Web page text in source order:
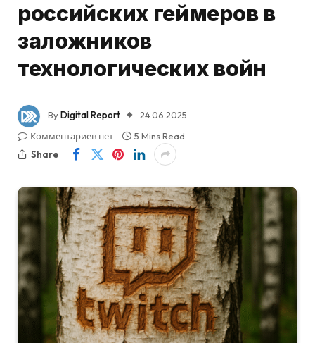
российских геймеров в
заложников
технологических войн
ByDigital Report
24.06.2025
Комментариев нет
5 Mins Read
Share